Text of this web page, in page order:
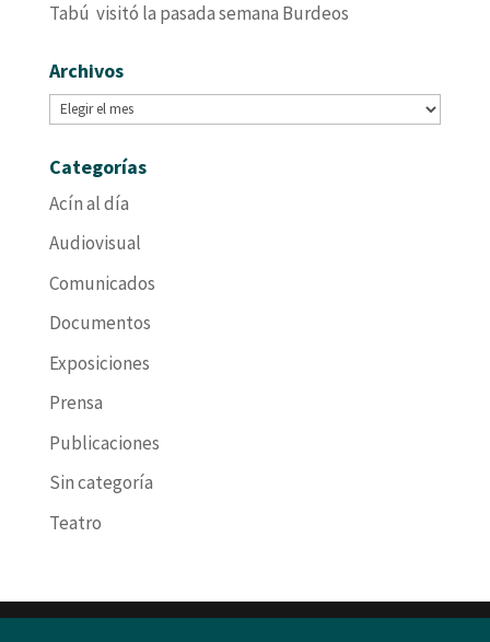
Tabú visitó la pasada semana Burdeos
Archivos
Archivos
Categorías
Acín al día
Audiovisual
Comunicados
Documentos
Exposiciones
Prensa
Publicaciones
Sin categoría
Teatro